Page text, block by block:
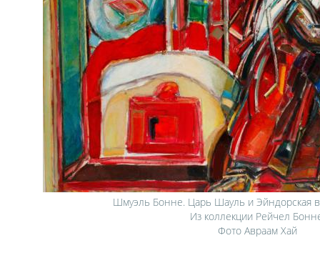
Шмуэль Бонне. Царь Шауль и Эйндорская
Из коллекции Рейчел
Фото Авраам Хай